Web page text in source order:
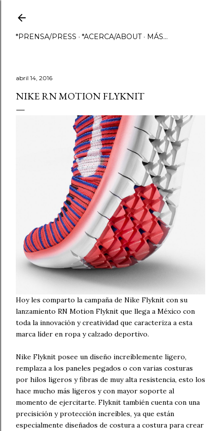
*PRENSA/PRESS *ACERCA/ABOUT MÁS…
abril 14, 2016
NIKE RN MOTION FLYKNIT
Hoy les comparto la campaña de Nike Flyknit con su
lanzamiento RN Motion Flyknit que llega a México con
toda la innovación y creatividad que caracteriza a esta
marca líder en ropa y calzado deportivo.
Nike Flyknit posee un diseño increíblemente ligero,
remplaza a los paneles pegados o con varias costuras
por hilos ligeros y fibras de muy alta resistencia, esto los
hace mucho más ligeros y con mayor soporte al
momento de ejercitarte. Flyknit también cuenta con una
precisición y protección increíbles, ya que están
especialmente diseñados de costura a costura para crear